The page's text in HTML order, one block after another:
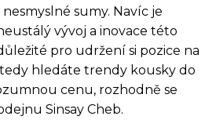
sumy. Navíc je
vývoj a inovace této
pro udržení si pozice na
hledáte trendy kousky do
cenu, rozhodně se
Sinsay Cheb.